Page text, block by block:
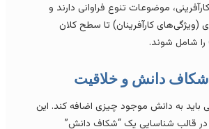
موضوعات تنوع فراوانی دارند و
کارآفرینان) تا سطح کلان
شوند.
به دانش موجود چیزی اضافه کند. این
شناسایی یک “شکاف دانش”